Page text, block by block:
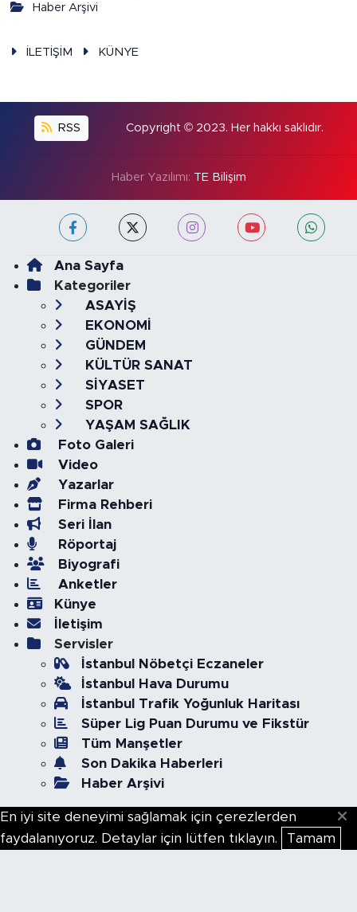
Haber Arşivi
İLETİŞİM KÜNYE
RSS Copyright © 2023. Her hakkı saklıdır.
Haber Yazılımı: TE Bilişim
Ana Sayfa
Kategoriler
ASAYİŞ
EKONOMİ
GÜNDEM
KÜLTÜR SANAT
SİYASET
SPOR
YAŞAM SAĞLIK
Foto Galeri
Video
Yazarlar
Firma Rehberi
Seri İlan
Röportaj
Biyografi
Anketler
Künye
İletişim
Servisler
İstanbul Nöbetçi Eczaneler
İstanbul Hava Durumu
İstanbul Trafik Yoğunluk Haritası
Süper Lig Puan Durumu ve Fikstür
Tüm Manşetler
Son Dakika Haberleri
Haber Arşivi
En iyi site deneyimi sağlamak için çerezlerden
faydalanıyoruz. Detaylar için lütfen tıklayın.
Tamam